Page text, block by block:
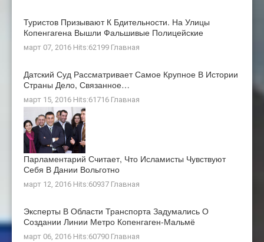
Туристов Призывают К Бдительности. На Улицы
Копенгагена Вышли Фальшивые Полицейские
март 07, 2016 Hits:62199 Главная
Датский Суд Рассматривает Самое Крупное В Истории
Страны Дело, Связанное…
март 15, 2016 Hits:61716 Главная
Парламентарий Считает, Что Исламисты Чувствуют
Себя В Дании Вольготно
март 12, 2016 Hits:60937 Главная
Эксперты В Области Транспорта Задумались О
Создании Линии Метро Копенгаген-Мальмё
март 06, 2016 Hits:60790 Главная